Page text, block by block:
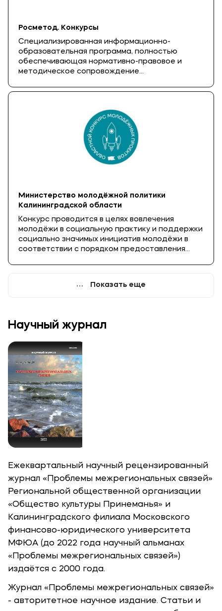
Росметод. Конкурсы
Специализированная информационно-
образовательная программа, полностью
обеспечивающая нормативно-правовое и
методическое сопровождение
реализующей программы среднего, высшего и
образования. По всем вопросам, связанным с
участием в конкурсах и грантах, обращайтесь
в научный отдел МФЮА.
Министерство молодёжной политики
Калининградской области
Конкурс проводится в целях вовлечения
молодёжи в социальную практику и поддержки
социально значимых инициатив молодёжи в
соответствии с порядком предоставления
Правительства Калининградской области от
Порядок). В конкурсе могут принимать участие
граждане Российской Федерации от 14 до 35
момент подачи заявки), проживающие на
территории Калининградской области.
Конкурс проводится Министерством
молодёжной политики Калининградской
области.
Показать еще
Научный журнал
Ежеквартальный научный рецензированный
журнал «Проблемы межрегиональных связей»
Региональной общественной организации
«Общество культуры Принеманья» и
Калининградского филиала Московского
финансово-юридического университета
МФЮА (до 2022 года научный альманах
«Проблемы межрегиональных связей»)
издаётся с 2000 года.
Журнал «Проблемы межрегиональных связей»
- авторитетное научное издание. Статьи и